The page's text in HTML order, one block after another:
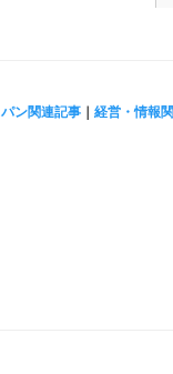
パン関連記事｜ 経営・情報